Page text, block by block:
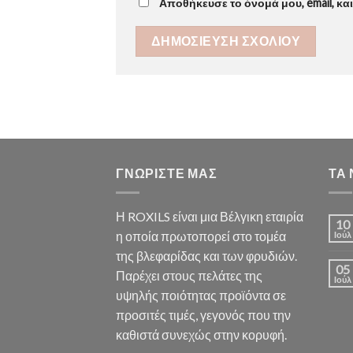
ΓΝΩΡΙΣΤΕ ΜΑΣ
Η ROXILS είναι μια Βέλγικη εταιρία
η οποία πρωτοπορεί στο τομέα
της βλεφαρίδας και των φρυδιών.
Παρέχει στους πελάτες της
υψηλής ποιότητας προϊόντα σε
προσιτές τιμές, γεγονός που την
καθιστά συνεχώς στην κορυφή.
ΤΑ
10
Ιούλ
05
Ιούλ